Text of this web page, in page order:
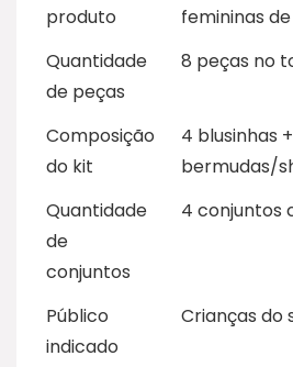
produto
femininas
Quantidade
de peças
8 peças no
Composição
do kit
4 blusinhas
bermudas/
Quantidade
de
conjuntos
4 conjuntos
Público
indicado
Crianças do